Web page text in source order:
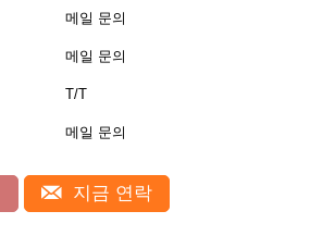
메일 문의
메일 문의
T/T
메일 문의
지금 연락